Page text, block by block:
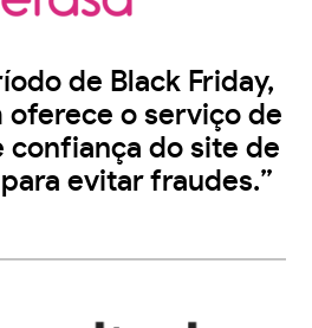
de Black Friday,
oferece o serviço de
confiança do site de
evitar fraudes.”